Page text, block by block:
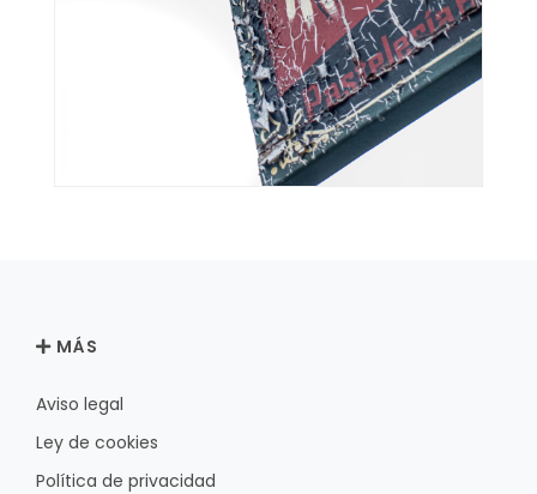
MÁS
Aviso legal
Ley de cookies
Política de privacidad